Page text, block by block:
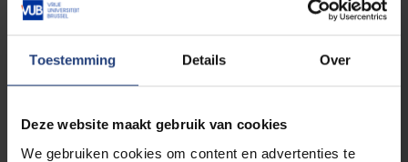
Toestemming Details Over
Deze website maakt gebruik van cookies
We gebruiken cookies om content en advertenties te
The full URL of the page where you encountered the error.